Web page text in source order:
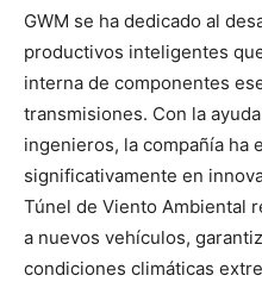
GWM se ha dedicado al
productivos inteligentes
interna de componentes
transmisiones. Con la
ingenieros, la compañía ha
significativamente en
Túnel de Viento Ambiental
a nuevos vehículos,
condiciones climáticas